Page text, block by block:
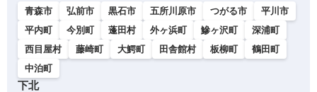
青森市 弘前市 黒石市 五所川原市 つがる市
平川市
平内町
今別町 蓬田村 外ヶ浜町 鰺ヶ沢町
深浦町
西目屋村
藤崎町 大鰐町 田舎館村 板柳町
鶴田町
中泊町
下北